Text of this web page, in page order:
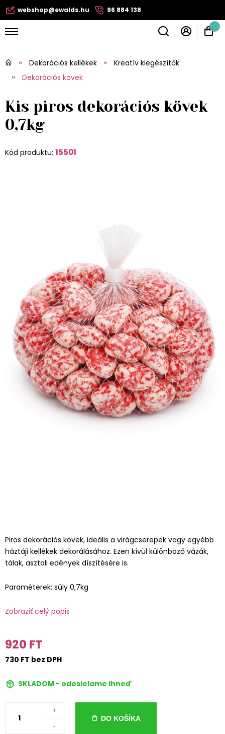
webshop@ewalds.hu 96 884 138
Dekorációs kellékek
Kreatív kiegészítők
Dekorációs kövek
Kis piros dekorációs kövek
0,7kg
Kód produktu: 15501
Piros dekorációs kövek, ideális a virágcserepek vagy egyébb
háztáji kellékek dekorálásához. Ezen kívül különböző vázák,
tálak, asztali edények díszítésére is.
Paraméterek: súly 0,7kg
Zobraziť celý popis
920 FT
730 FT bez DPH
SKLADOM - odosielame ihneď
+
-
DO KOŠÍKA